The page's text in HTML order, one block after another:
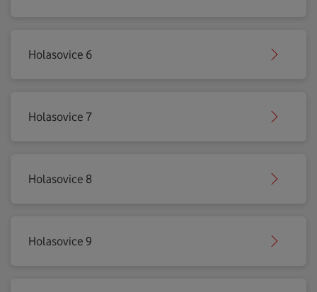
Holasovice 6
Holasovice 7
Holasovice 8
Holasovice 9